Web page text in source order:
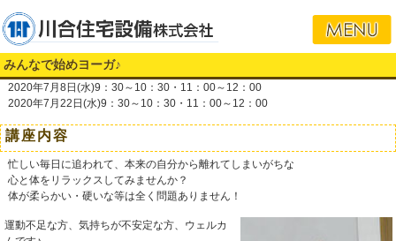
みんなで始めヨーガ♪
2020年7月8日(水)9：30～10：30・11：00～12：00
2020年7月22日(水)9：30～10：30・11：00～12：00
講座内容
忙しい毎日に追われて、本来の自分から離れてしまいがちな
心と体をリラックスしてみませんか？
体が柔らかい・硬いな等は全く問題ありません！
運動不足な方、気持ちが不安定な方、ウェルカ